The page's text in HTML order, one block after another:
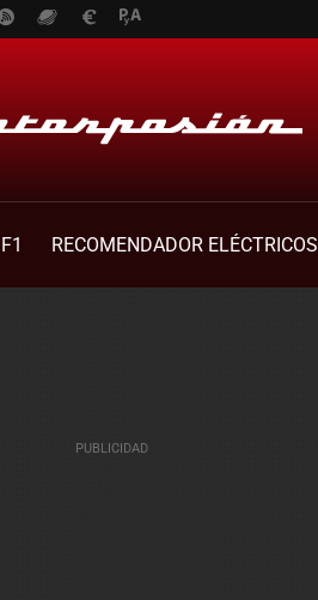
F1
RECOMENDADOR ELÉCTRICOS